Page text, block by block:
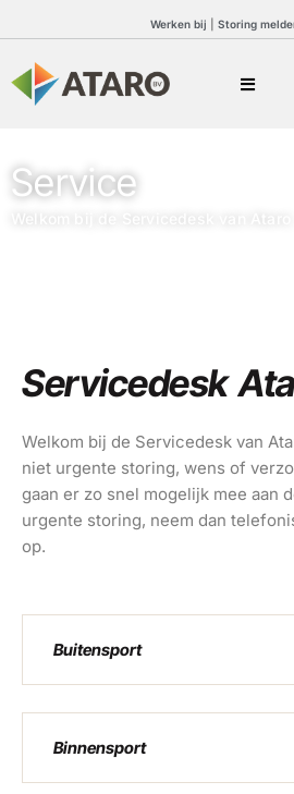
Werken bij Storing
Service
Servicedesk
Welkom bij de Servicedesk van
niet urgente storing, wens of
gaan er zo snel mogelijk mee aan
urgente storing, neem dan
op.
Buitensport
Binnensport